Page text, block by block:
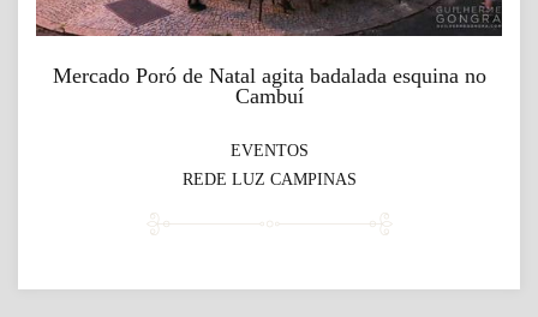
Mercado Poró de Natal agita badalada esquina no
Cambuí
EVENTOS
REDE LUZ CAMPINAS